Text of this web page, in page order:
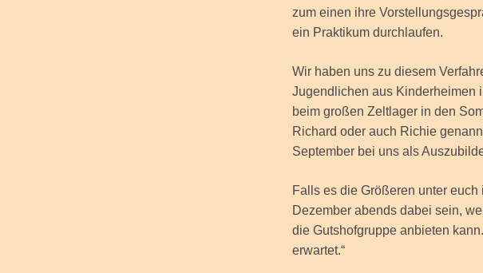
zum einen ihre
ein Praktikum durchlaufen.
Wir haben uns zu diesem
Jugendlichen aus Kinderheimen
beim großen Zeltlager in den
Richard oder auch Richie
September bei uns als
Falls es die Größeren unter
Dezember abends dabei sein,
die Gutshofgruppe anbieten
erwartet.“